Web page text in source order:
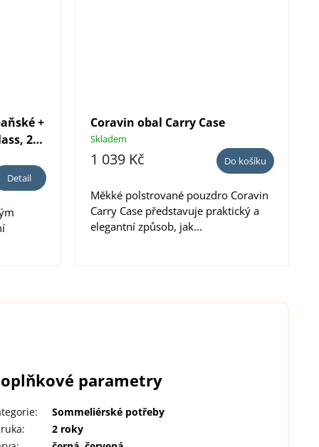
+
2
Detail
Coravin obal Carry Case
Skladem
1 039 Kč Do košíku
Měkké polstrované pouzdro Coravin
Carry Case představuje praktický a
elegantní způsob, jak...
parametry
:
Sommeliérské potřeby
:
2 roky